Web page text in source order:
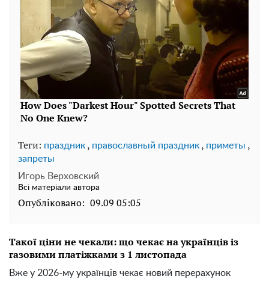
Теги: праздник , православный праздник , приметы ,
запреты
Игорь Верховский
Всі матеріали автора
Опубліковано: 09.09 05:05
Такої ціни не чекали: що чекає на українців із
газовими платіжками з 1 листопада
Вже у 2026-му українців чекає новий перерахунок